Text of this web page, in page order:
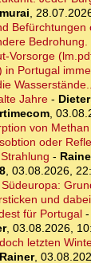
,
Befürchtungen
Bedrohung.
Vorsorge
Portugal
Jahre- Dieter
,
von Methan
oder
-
, 03.08.2026,
und
für Portugal-
, 03.08.2026,
letzten
Rainer,